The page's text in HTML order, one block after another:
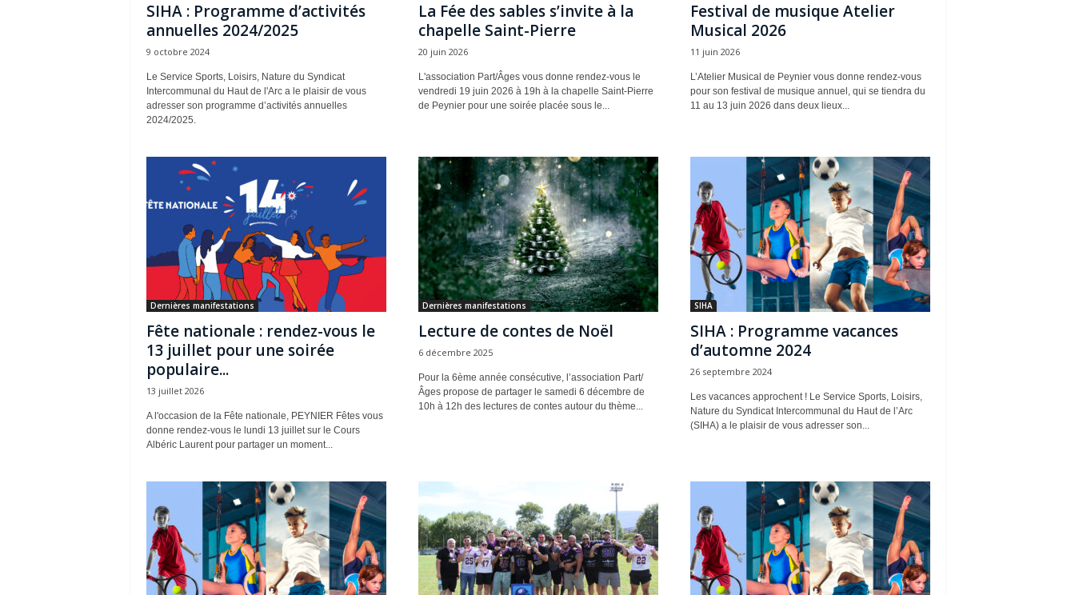
SIHA : Programme d’activités
annuelles 2024/2025
9 octobre 2024
Le Service Sports, Loisirs, Nature du Syndicat
Intercommunal du Haut de l'Arc a le plaisir de vous
adresser son programme d’activités annuelles
2024/2025.
La Fée des sables s’invite à la
chapelle Saint-Pierre
20 juin 2026
L'association Part/Âges vous donne rendez-vous le
vendredi 19 juin 2026 à 19h à la chapelle Saint-Pierre
de Peynier pour une soirée placée sous le...
Festival de musique Atelier
Musical 2026
11 juin 2026
L’Atelier Musical de Peynier vous donne rendez-vous
pour son festival de musique annuel, qui se tiendra du
11 au 13 juin 2026 dans deux lieux...
Dernières manifestations
Fête nationale : rendez-vous le
13 juillet pour une soirée
populaire...
13 juillet 2026
A l'occasion de la Fête nationale, PEYNIER Fêtes vous
donne rendez-vous le lundi 13 juillet sur le Cours
Albéric Laurent pour partager un moment...
Dernières manifestations
Lecture de contes de Noël
6 décembre 2025
Pour la 6ème année consécutive, l’association Part/
Âges propose de partager le samedi 6 décembre de
10h à 12h des lectures de contes autour du thème...
SIHA
SIHA : Programme vacances
d’automne 2024
26 septembre 2024
Les vacances approchent ! Le Service Sports, Loisirs,
Nature du Syndicat Intercommunal du Haut de l’Arc
(SIHA) a le plaisir de vous adresser son...